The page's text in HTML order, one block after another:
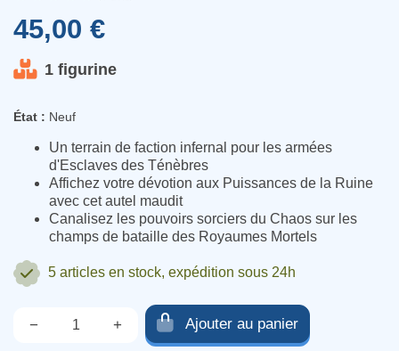
45,00 €
1 figurine
État : Neuf
Un terrain de faction infernal pour les armées
d'Esclaves des Ténèbres
Affichez votre dévotion aux Puissances de la Ruine
avec cet autel maudit
Canalisez les pouvoirs sorciers du Chaos sur les
champs de bataille des Royaumes Mortels
5 articles en stock, expédition sous 24h
− + Ajouter au panier